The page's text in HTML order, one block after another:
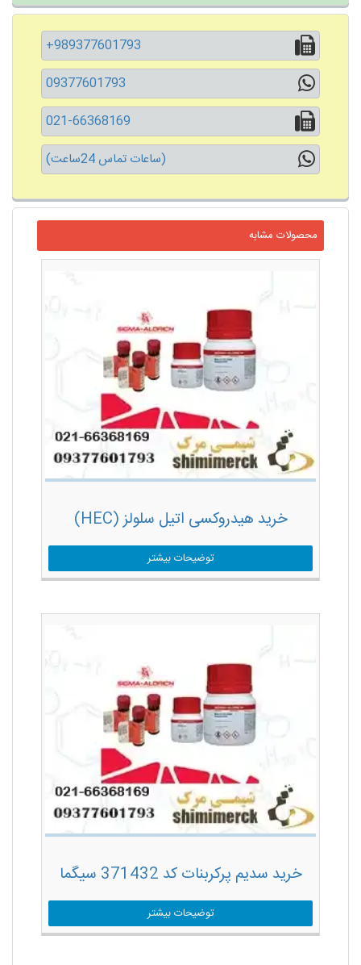
+989377601793
09377601793
021-66368169
(ساعات تماس 24ساعت)
محصولات مشابه
خرید هیدروکسی اتیل سلولز (HEC)
توضیحات بیشتر
خرید سدیم پرکربنات کد 371432 سیگما
توضیحات بیشتر